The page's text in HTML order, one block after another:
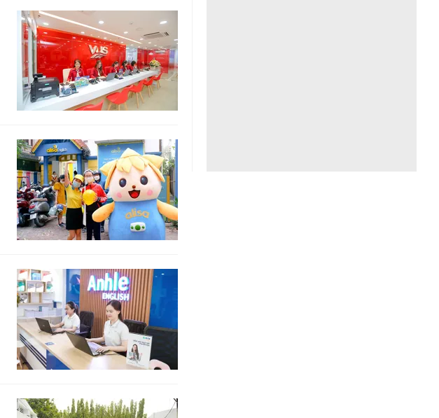
Hitech Công nghệ tương lai
Sản phẩm
Thị trường
Tư vấn